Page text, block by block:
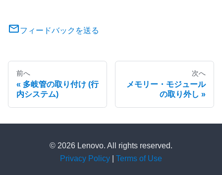
フィードバックを送る
前へ
多岐管の取り付け (行
内システム)
次へ
メモリー・モジュール
の取り外し
© 2026 Lenovo. All rights reserved.
Privacy Policy
Terms of Use